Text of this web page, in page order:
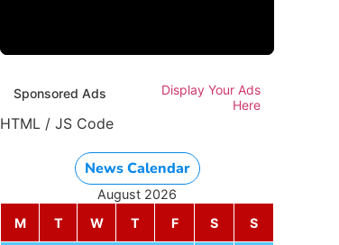
Sponsored Ads
Display Your Ads
Here
HTML / JS Code
News Calendar
August 2026
M
T W T F S S